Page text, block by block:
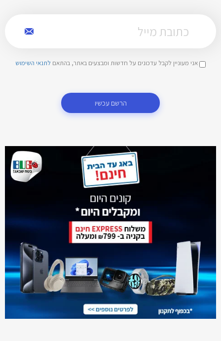
אני מעוניין לקבל עדכונים על חדשות ומבצעים באתר, בהתאם לתנאי השימוש
הרשם עכשיו